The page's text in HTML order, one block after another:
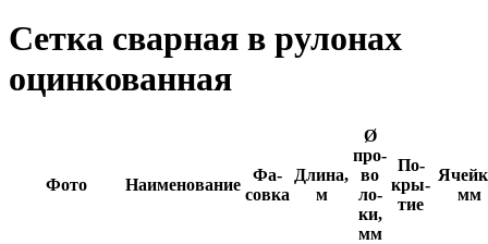
Сетка сварная в рулонах
оцинкованная
Фото Наименование
Фа­
сов­ка
Длина,
м
Ø
про­
во­
ло­
ки,
мм
По­
кры­
тие
мм